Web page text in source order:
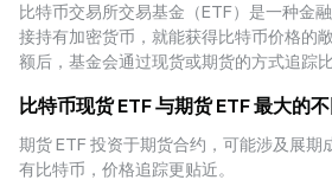
- 直接持有真实的比特币现货，由托管机构保存。
- ETFs 股价紧密追踪比特币即时价格，不需担心
- 2024 年 1 月，SEC 批准了 BlackRock、Fidelity
推出的现货 ETFs。
现货 ETFs 的推出，被视为推动比特币迈向主流投
三、比特币现货 ETFs 与直接持有比
比特币交易所交易基金（ETF）是一种金
接持有加密货币，就能获得比特币价格的
额后，基金会通过现货或期货的方式追踪比
比特币现货 ETF 与期货 ETF 最大的
期货 ETF 投资于期货合约，可能涉及展期
有比特币，价格追踪更贴近。